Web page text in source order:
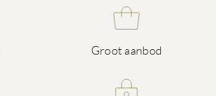
Groot aanbod